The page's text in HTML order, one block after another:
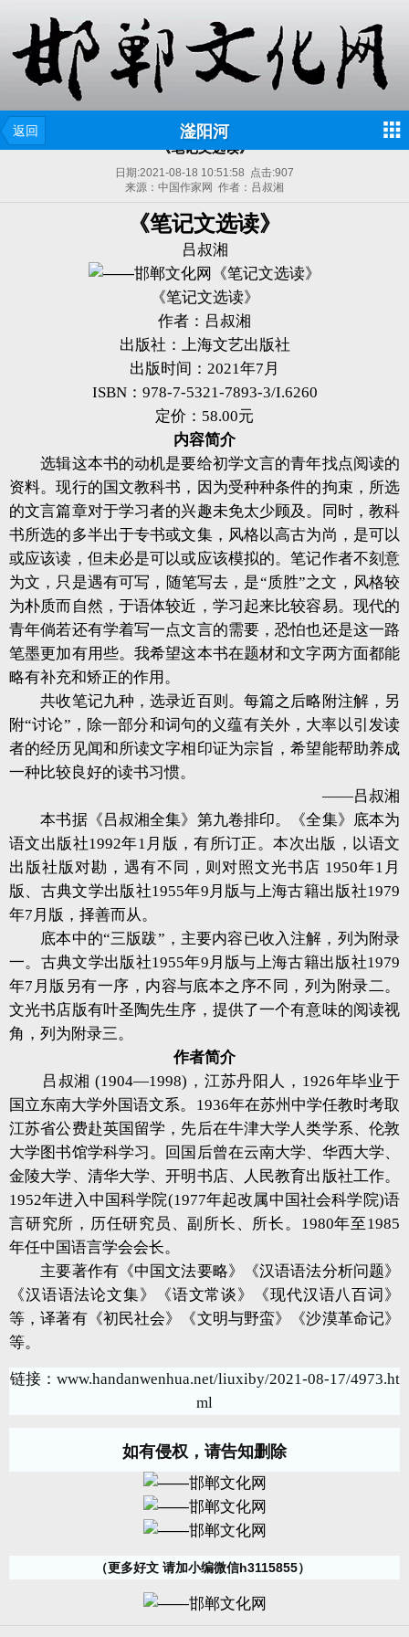
返回 滏阳河
《笔记文选读》
日期:2021-08-18 10:51:58 点击:907
来源：中国作家网 作者：吕叔湘
《笔记文选读》
吕叔湘
《笔记文选读》
作者：吕叔湘
出版社：上海文艺出版社
出版时间：2021年7月
ISBN：978-7-5321-7893-3/I.6260
定价：58.00元
内容简介
选辑这本书的动机是要给初学文言的青年找点阅读的
资料。现行的国文教科书，因为受种种条件的拘束，所选
的文言篇章对于学习者的兴趣未免太少顾及。同时，教科
书所选的多半出于专书或文集，风格以高古为尚，是可以
或应该读，但未必是可以或应该模拟的。笔记作者不刻意
为文，只是遇有可写，随笔写去，是“质胜”之文，风格较
为朴质而自然，于语体较近，学习起来比较容易。现代的
青年倘若还有学着写一点文言的需要，恐怕也还是这一路
笔墨更加有用些。我希望这本书在题材和文字两方面都能
略有补充和矫正的作用。
共收笔记九种，选录近百则。每篇之后略附注解，另
附“讨论”，除一部分和词句的义蕴有关外，大率以引发读
者的经历见闻和所读文字相印证为宗旨，希望能帮助养成
一种比较良好的读书习惯。
——吕叔湘
本书据《吕叔湘全集》第九卷排印。《全集》底本为
语文出版社1992年1月版，有所订正。本次出版，以语文
出版社版对勘，遇有不同，则对照文光书店 1950年1月
版、古典文学出版社1955年9月版与上海古籍出版社1979
年7月版，择善而从。
底本中的“三版跋”，主要内容已收入注解，列为附录
一。古典文学出版社1955年9月版与上海古籍出版社1979
年7月版另有一序，内容与底本之序不同，列为附录二。
文光书店版有叶圣陶先生序，提供了一个有意味的阅读视
角，列为附录三。
作者简介
吕叔湘 (1904—1998)，江苏丹阳人，1926年毕业于
国立东南大学外国语文系。1936年在苏州中学任教时考取
江苏省公费赴英国留学，先后在牛津大学人类学系、伦敦
大学图书馆学科学习。回国后曾在云南大学、华西大学、
金陵大学、清华大学、开明书店、人民教育出版社工作。
1952年进入中国科学院(1977年起改属中国社会科学院)语
言研究所，历任研究员、副所长、所长。1980年至1985
年任中国语言学会会长。
主要著作有《中国文法要略》《汉语语法分析问题》
《汉语语法论文集》《语文常谈》《现代汉语八百词》
等，译著有《初民社会》《文明与野蛮》《沙漠革命记》
等。
链接： www.handanwenhua.net/liuxiby/2021-08-17/4973.ht
ml
如有侵权，请告知删除
（更多好文 请加小编微信h3115855）